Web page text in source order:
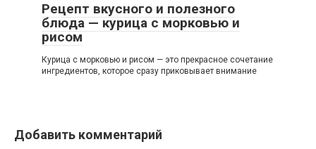
Рецепт вкусного и полезного
блюда — курица с морковью и
рисом
Курица с морковью и рисом — это прекрасное сочетание
ингредиентов, которое сразу приковывает внимание
Добавить комментарий